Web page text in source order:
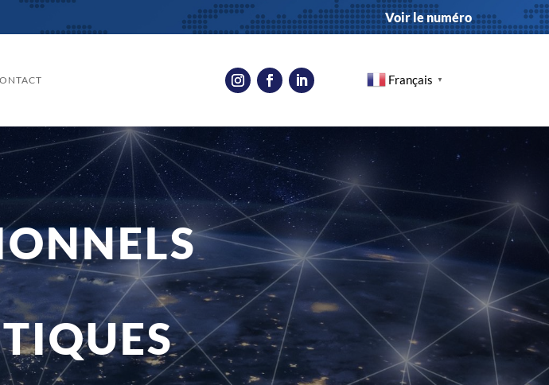
Voir le numéro
Français ▼